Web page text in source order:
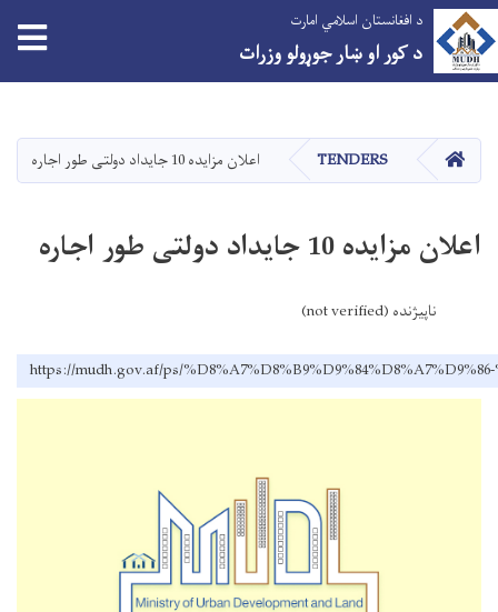
دانګل
د افغانستان اسلامي امارت
د کور او ښار جوړولو وزرات
کور TENDERS اعلان مزایده 10 جایداد دولتی طور اجاره
اعلان مزایده 10 جایداد دولتی طور اجاره
ناپیژنده (not verified)
https://mudh.gov.af/ps/